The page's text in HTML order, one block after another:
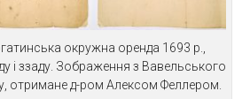
окружна оренда 1693 р.,
і ззаду. Зображення з Вавельського
отримане д-ром Алексом Феллером.